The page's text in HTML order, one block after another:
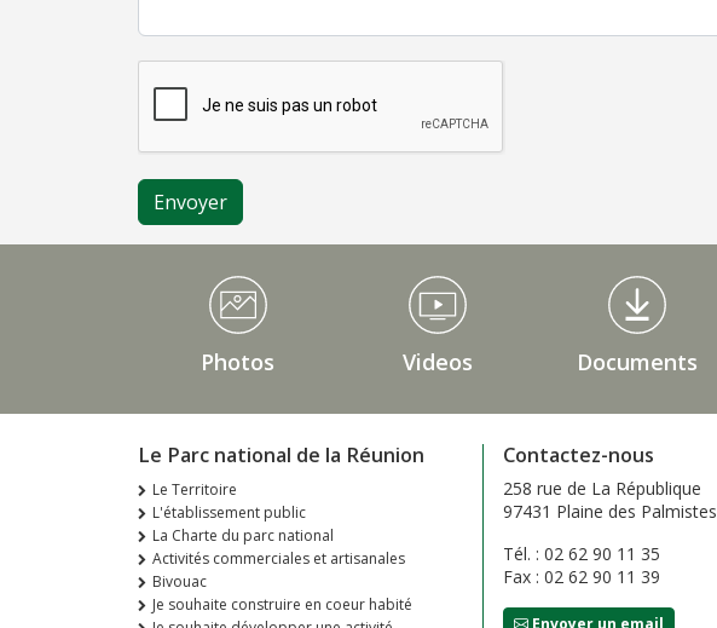
Médiathèque Footer
Photos Videos Documents
Le Parc national de la Réunion
Le Territoire
L'établissement public
La Charte du parc national
Activités commerciales et artisanales
Bivouac
Je souhaite construire en coeur habité
Contactez-nous
258 rue de La République
97431 Plaine des Palmistes
Tél. : 02 62 90 11 35
Fax : 02 62 90 11 39
Envoyer un email